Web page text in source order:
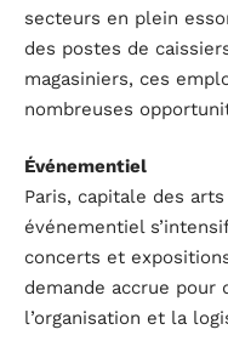
secteurs en plein
des postes de
magasiniers, ces
nombreuses
Événementiel
Paris, capitale des
événementiel
concerts et
demande accrue pour
l’organisation et la